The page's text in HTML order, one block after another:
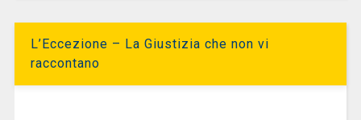
L’Eccezione – La Giustizia che non vi
raccontano